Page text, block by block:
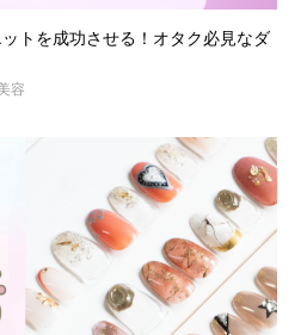
トを成功させる！オタク必見なダ
容